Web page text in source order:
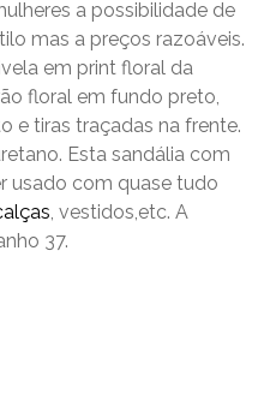
a possibilidade de
mas a preços razoáveis.
em print floral da
floral em fundo preto,
e tiras traçadas na frente.
Esta sandália com
usado com quase tudo
, vestidos,etc. A
37.